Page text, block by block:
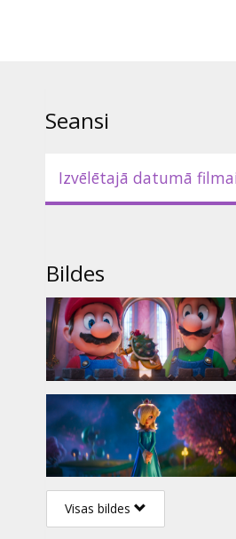
Seansi
Izvēlētajā datumā
Bildes
Visas bildes